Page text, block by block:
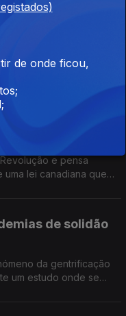
do Barroso contra a
produtos de IA
já morreram.
laboral, nunca
e pensa
lei canadiana que
de solidão
da gentrificação
um estudo onde se
de onde ficou,